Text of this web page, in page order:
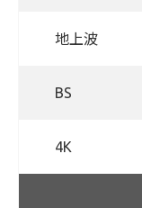
地上波
BS
4K